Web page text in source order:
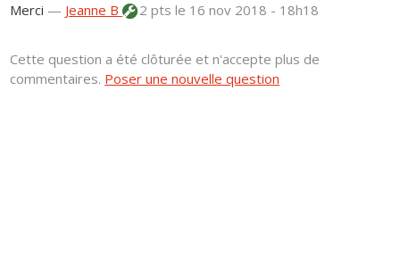
Merci — Jeanne B 2 ptsle 16 nov 2018 - 18h18
Cette question a été clôturée et n'accepte plus de
commentaires. Poser une nouvelle question